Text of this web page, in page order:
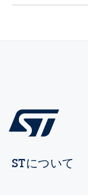
STについて